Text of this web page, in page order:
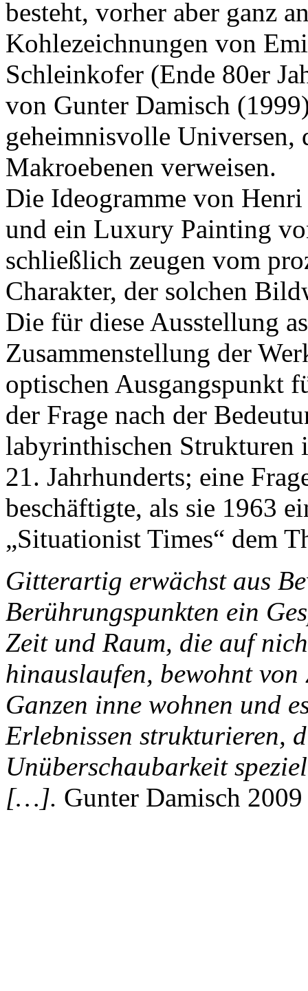
besteht, vorher aber ganz
Kohlezeichnungen von
Schleinkofer (Ende 80er
von Gunter Damisch
geheimnisvolle
Makroebenen verweisen.
Die Ideogramme von
und ein Luxury Painting
schließlich zeugen vom
Charakter, der solchen
Die für diese Ausstellung
Zusammenstellung der
optischen Ausgangspunkt
der Frage nach der
labyrinthischen Strukturen
21. Jahrhunderts; eine
beschäftigte, als sie 1963
„Situationist Times“ dem
Gitterartig erwächst aus
Berührungspunkten ein
Zeit und Raum, die auf
hinauslaufen, bewohnt
Ganzen inne wohnen und
Erlebnissen strukturieren,
Unüberschaubarkeit
[…]. Gunter Damisch 2009